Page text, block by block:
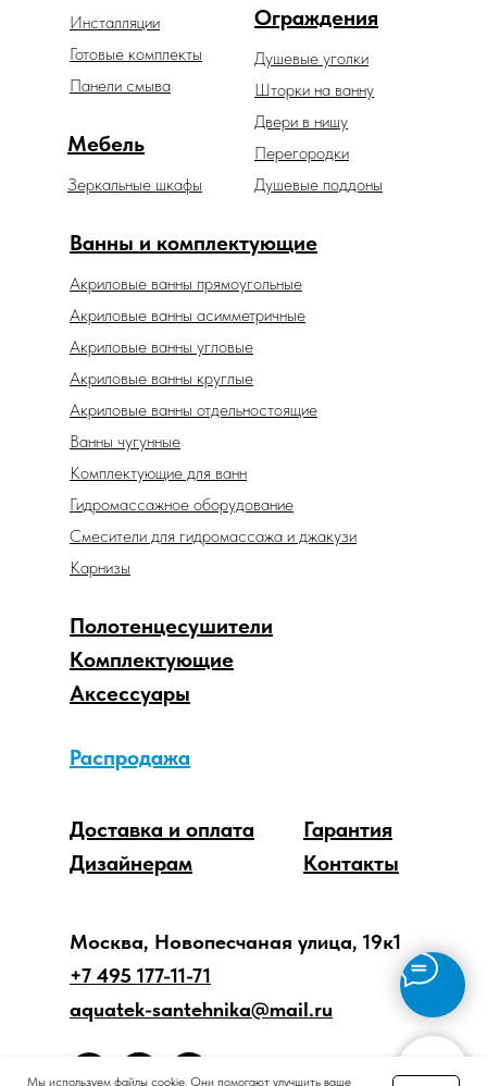
Мы используем файлы cookie. Они помогают улучшить ваше
Ванны и комплектующие
Акриловые ванны прямоугольные
Зеркальные шкафы
Мебель
Ограждения
Душевые уголки
Шторки на ванну
Двери в нишу
Перегородки
Аксессуары
Распродажа
Комплектующие
Дизайнерам
Доставка и оплата
Гарантия
Контакты
Душевые поддоны
Акриловые ванны отдельностоящие
Акриловые ванны асимметричные
Акриловые ванны угловые
Акриловые ванны круглые
Ванны чугунные
Комплектующие для ванн
Гидромассажное оборудование
Смесители для гидромассажа и джакузи
Карнизы
Полотенцесушители
Инсталляции
Готовые комплекты
Панели смыва
Москва, Новопесчаная улица, 19к1
+7 495 177-11-71
aquatek-santehnika@mail.ru